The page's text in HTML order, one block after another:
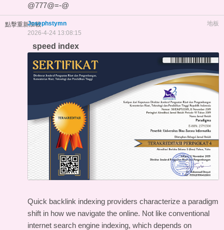
@777@=-@
點擊重新加載 地板
Josephstymn
2026-4-24 13:08:15
speed index
Quick backlink indexing providers characterize a paradigm
shift in how we navigate the online. Not like conventional
internet search engine indexing, which depends on